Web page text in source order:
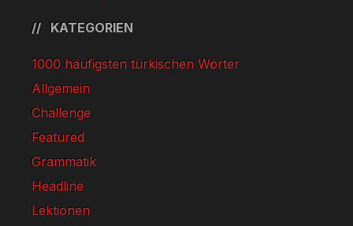
KATEGORIEN
1000 häufigsten türkischen Wörter
Allgemein
Challenge
Featured
Grammatik
Headline
Lektionen